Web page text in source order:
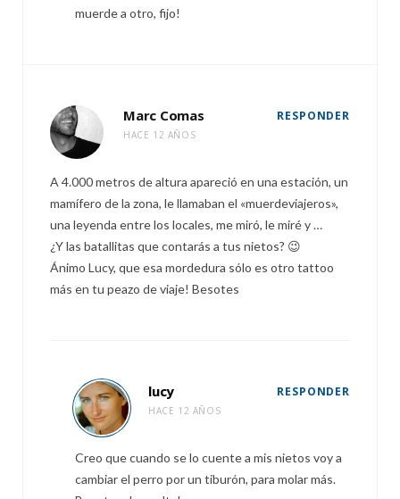
muerde a otro, fijo!
Marc Comas
HACE 12 AÑOS
RESPONDER
A 4.000 metros de altura apareció en una estación, un
mamífero de la zona, le llamaban el «muerdeviajeros»,
una leyenda entre los locales, me miró, le miré y …
¿Y las batallitas que contarás a tus nietos? 😉
Ánimo Lucy, que esa mordedura sólo es otro tattoo
más en tu peazo de viaje! Besotes
lucy
HACE 12 AÑOS
RESPONDER
Creo que cuando se lo cuente a mis nietos voy a
cambiar el perro por un tiburón, para molar más.